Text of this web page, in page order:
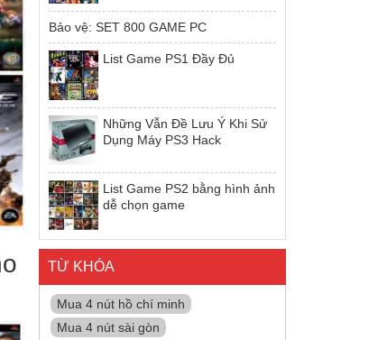
Bảo vệ: SET 800 GAME PC
List Game PS1 Đầy Đủ
Những Vẫn Đề Lưu Ý Khi Sử
Dụng Máy PS3 Hack
List Game PS2 bằng hình ảnh
dễ chọn game
TỪ KHÓA
Mua 4 nút hồ chí minh
Mua 4 nút sài gòn